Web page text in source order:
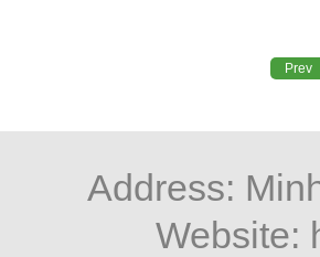
Prev
Address:
Website: